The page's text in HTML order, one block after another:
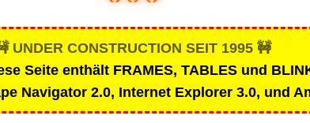
UNDER CONSTRUCTION SEIT 1995 🚧
Seite enthält FRAMES, TABLES und
Navigator 2.0, Internet Explorer 3.0, und